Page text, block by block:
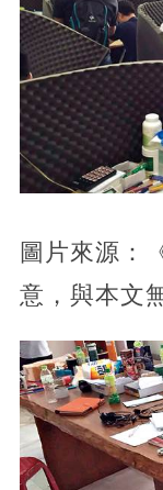
圖片來源：
意，與本文